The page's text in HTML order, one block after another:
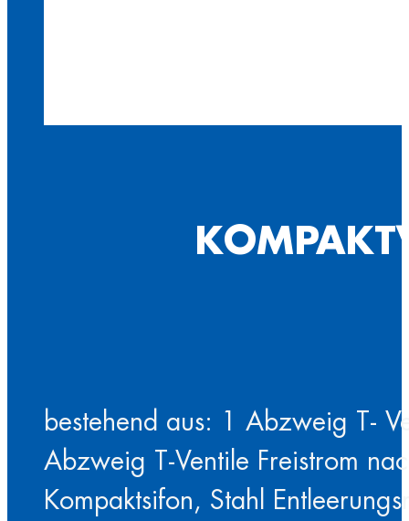
bestehend aus: 1 Abzweig T-
Abzweig T-Ventile Freistrom
Kompaktsifon, Stahl